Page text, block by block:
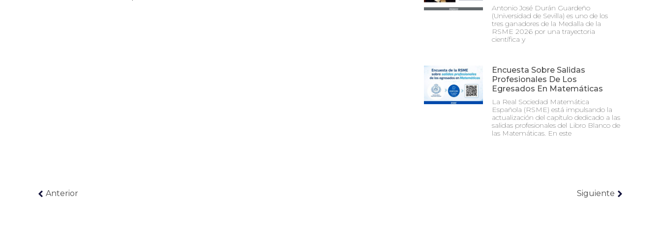
Antonio José Durán Guardeño
(Universidad de Sevilla) es uno de los
tres ganadores de la Medalla de la
RSME 2026 por una trayectoria
científica y
Encuesta Sobre Salidas
Profesionales De Los
Egresados En Matemáticas
La Real Sociedad Matemática
Española (RSME) está impulsando la
actualización del capítulo dedicado a las
salidas profesionales del Libro Blanco de
las Matemáticas. En este
Anterior Siguiente